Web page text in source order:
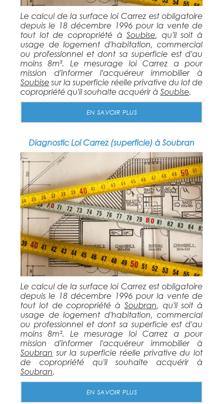
Le calcul de la surface loi Carrez est obligatoire
depuis le 18 décembre 1996 pour la vente de
tout lot de copropriété àSoubise, qu'il soit à
usage de logement d'habitation, commercial
ou professionnel et dont sa superficie est d'au
moins 8m². Le mesurage loi Carrez a pour
mission d'informer l'acquéreur immobilier à
Soubise sur la superficie réelle privative du lot de
copropriété qu'il souhaite acquérir à Soubise.
EN SAVOIR PLUS
Diagnostic Loi Carrez (superficie) à Soubran
Le calcul de la surface loi Carrez est obligatoire
depuis le 18 décembre 1996 pour la vente de
tout lot de copropriété à Soubran, qu'il soit à
usage de logement d'habitation, commercial
ou professionnel et dont sa superficie est d'au
moins 8m². Le mesurage loi Carrez a pour
mission d'informer l'acquéreur immobilier à
Soubran sur la superficie réelle privative du lot
de copropriété qu'il souhaite acquérir à
Soubran.
EN SAVOIR PLUS